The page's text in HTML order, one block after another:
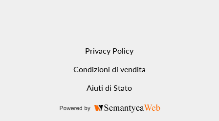
Privacy Policy
Condizioni di vendita
Aiuti di Stato